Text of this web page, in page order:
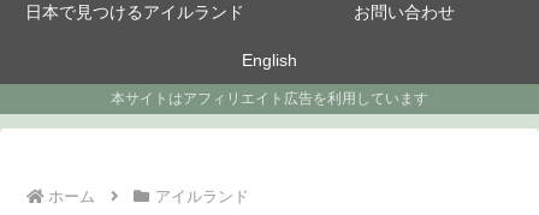
日本で見つけるアイルランド お問い合わせ
English
本サイトはアフィリエイト広告を利用しています
ホーム アイルランド